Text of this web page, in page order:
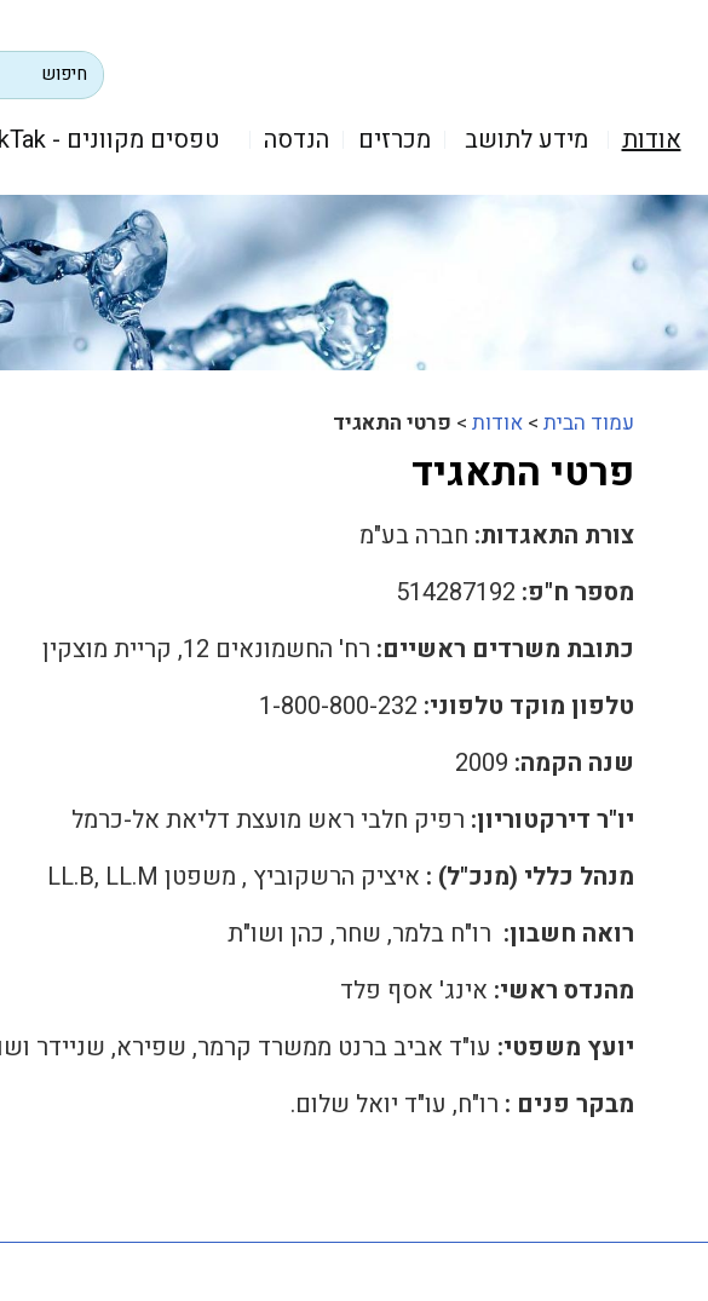
אודות מידע לתושב מכרזים הנדסה טפסים מקוונים - TikTak
עמוד הבית > אודות > פרטי התאגיד
פרטי התאגיד
צורת התאגדות: חברה בע"מ
מספר ח"פ:
כתובת משרדים ראשיים: רח' החשמונאים 12, קריית מוצקין
טלפון מוקד טלפוני:
שנה הקמה:
יו"ר דירקטוריון: רפיק חלבי ראש מועצת דליאת אל-כרמל
מנהל כללי (מנכ"ל) : איציק הרשקוביץ , משפטן LL.B, LL.M
רואה חשבון: רו"ח בלמר, שחר, כהן ושו"ת
מהנדס ראשי: אינג' אסף פלד
יועץ משפטי: עו"ד אביב ברנט ממשרד קרמר, שפירא, שניידר
מבקר פנים : רו"ח, עו"ד יואל שלום.